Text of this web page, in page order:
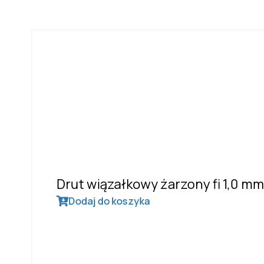
Drut wiązałkowy żarzony fi 1,0 mm
Dodaj do koszyka